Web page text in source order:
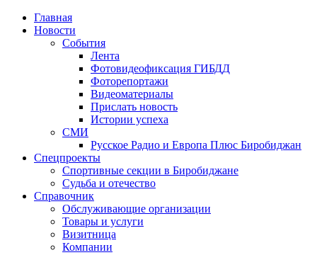
Главная
Новости
События
Лента
Фотовидеофиксация ГИБДД
Фоторепортажи
Видеоматериалы
Прислать новость
Истории успеха
СМИ
Русское Радио и Европа Плюс Биробиджан
Спецпроекты
Спортивные секции в Биробиджане
Судьба и отечество
Справочник
Обслуживающие организации
Товары и услуги
Визитница
Компании